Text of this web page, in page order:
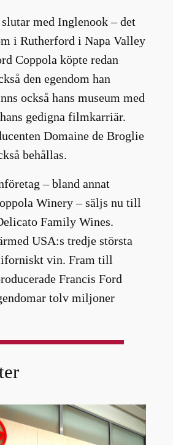
med Inglenook – det
i Rutherford i Napa Valley
Coppola köpte redan
den egendom han
också hans museum med
gedigna filmkarriär.
Domaine de Broglie
behållas.
– bland annat
Winery – säljs nu till
Family Wines.
USA:s tredje största
vin. Fram till
Francis Ford
tolv miljoner